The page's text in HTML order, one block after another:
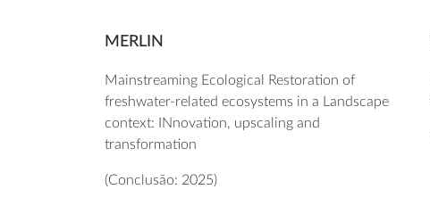
MERLIN
Mainstreaming Ecological Restoration of
freshwater-related ecosystems in a Landscape
context: INnovation, upscaling and
transformation
(Conclusão: 2025)